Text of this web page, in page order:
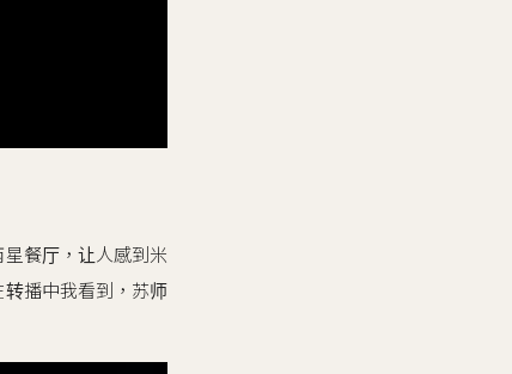
餐厅，让人感到米
播中我看到，苏师